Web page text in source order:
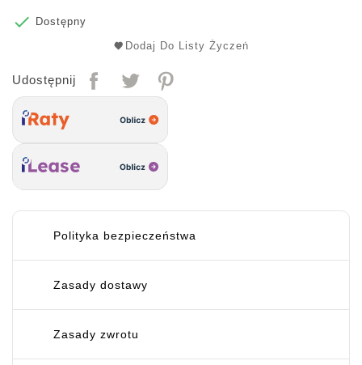

Dostępny
Dodaj Do Listy Życzeń
Udostępnij
Polityka bezpieczeństwa
Zasady dostawy
Zasady zwrotu